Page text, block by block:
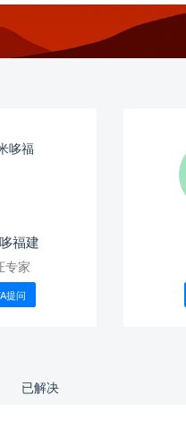
福建
专家
提问
已解决